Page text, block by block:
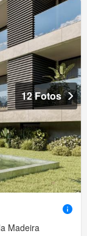
12 Fotos
Madeira